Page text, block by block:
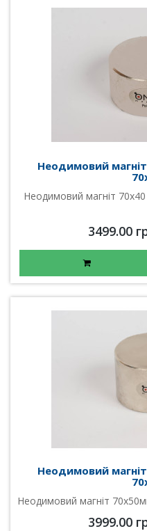
Неодимовий
Неодимовий магніт
3499.00
Неодимовий
Неодимовий магніт
3999.00